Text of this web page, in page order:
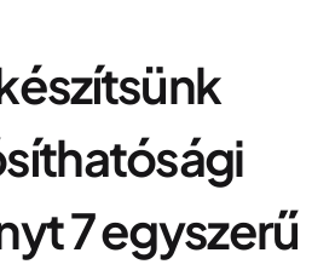
7 egyszerű